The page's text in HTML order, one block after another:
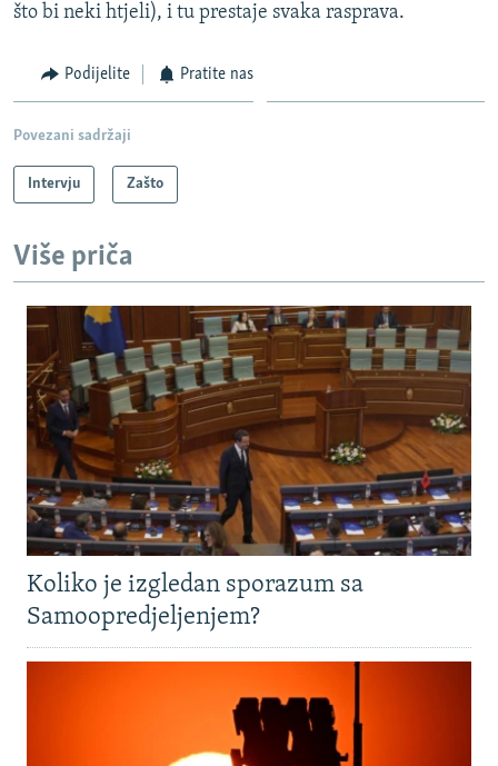
što bi neki htjeli), i tu prestaje svaka rasprava.
Podijelite Pratite nas
Povezani sadržaji
Intervju Zašto
Više priča
Koliko je izgledan sporazum sa
Samoopredjeljenjem?